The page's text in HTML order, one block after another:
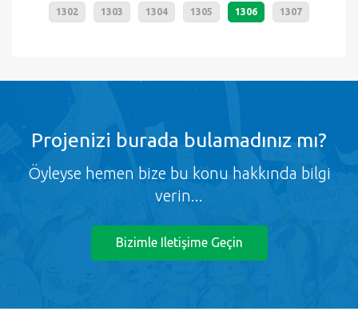
1302 1303 1304 1305 1306 1307
Projenizi burada bulamadınız mı?
Öyleyse hemen bize bu konu hakkında bilgi
verin...
Bizimle Iletişime Geçin